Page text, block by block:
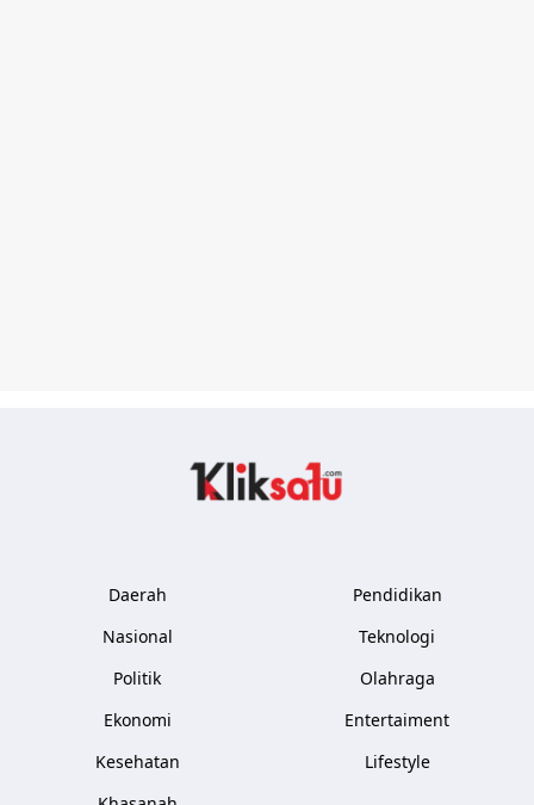
Daerah
Nasional
Politik
Ekonomi
Kesehatan
Pendidikan
Teknologi
Olahraga
Entertaiment
Lifestyle